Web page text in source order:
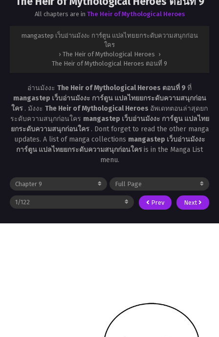
All chapters are in The Heir of Mythological Heroes
mangastep เว็บอ่านมังงะ การ์ตูน แปลไทยยกระดับความสนุกก่อน
ใคร
› The Heir of Mythological Heroes ›
The Heir of Mythological Heroes ตอนที่ 9
อ่านมังงะ The Heir of Mythological Heroes ตอนที่ 9 ที่
mangastep เว็บอ่านมังงะ การ์ตูน แปลไทยยกระดับความสนุกก่อน
ใคร . มังงะ The Heir of Mythological Heroes อัพเดทตอนล่าสุดยก
ระดับความสนุกก่อนใคร mangastep เว็บอ่านมังงะ การ์ตูน แปลไทย
ยกระดับความสนุกก่อนใคร . Dont forget to read the other manga
updates. A list of manga collections mangastep เว็บอ่านมังงะ
การ์ตูน แปลไทยยกระดับความสนุกก่อนใครis in the Manga List
menu.
Prev Next